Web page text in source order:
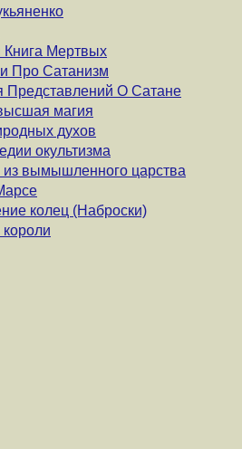
Книга Мертвых
Про Сатанизм
Представлений О Сатане
магия
духов
окультизма
из вымышленного царства
колец (Наброски)